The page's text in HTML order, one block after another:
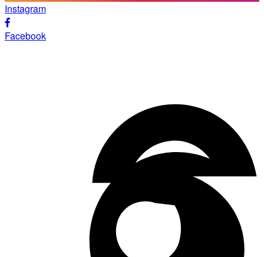
Instagram
Facebook